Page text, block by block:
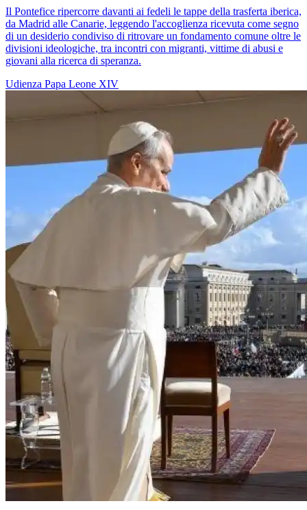
Il Pontefice ripercorre davanti ai fedeli le tappe della trasferta iberica,
da Madrid alle Canarie, leggendo l'accoglienza ricevuta come segno
di un desiderio condiviso di ritrovare un fondamento comune oltre le
divisioni ideologiche, tra incontri con migranti, vittime di abusi e
giovani alla ricerca di speranza.
Udienza Papa Leone XIV